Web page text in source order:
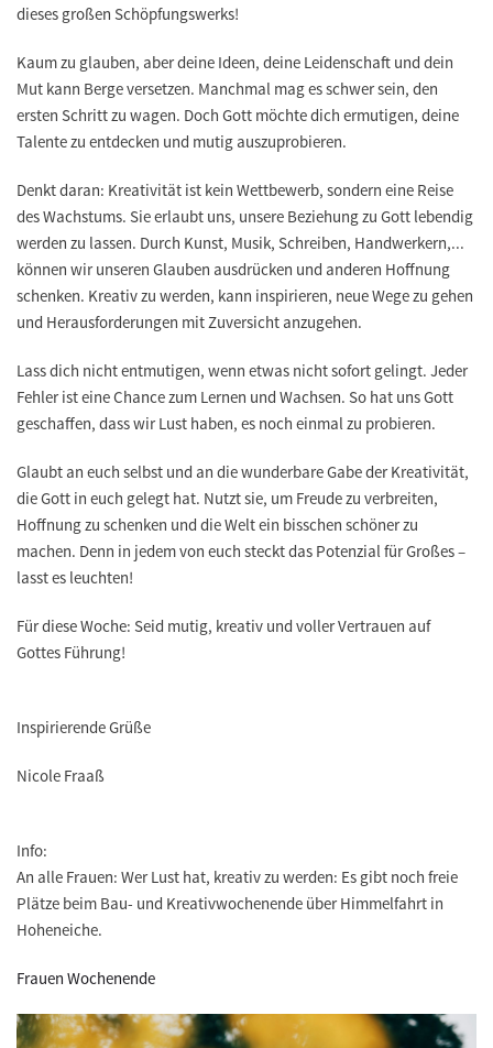
dieses großen Schöpfungswerks!
Kaum zu glauben, aber deine Ideen, deine Leidenschaft und dein
Mut kann Berge versetzen. Manchmal mag es schwer sein, den
ersten Schritt zu wagen. Doch Gott möchte dich ermutigen, deine
Talente zu entdecken und mutig auszuprobieren.
Denkt daran: Kreativität ist kein Wettbewerb, sondern eine Reise
des Wachstums. Sie erlaubt uns, unsere Beziehung zu Gott lebendig
werden zu lassen. Durch Kunst, Musik, Schreiben, Handwerkern,...
können wir unseren Glauben ausdrücken und anderen Hoffnung
schenken. Kreativ zu werden, kann inspirieren, neue Wege zu gehen
und Herausforderungen mit Zuversicht anzugehen.
Lass dich nicht entmutigen, wenn etwas nicht sofort gelingt. Jeder
Fehler ist eine Chance zum Lernen und Wachsen. So hat uns Gott
geschaffen, dass wir Lust haben, es noch einmal zu probieren.
Glaubt an euch selbst und an die wunderbare Gabe der Kreativität,
die Gott in euch gelegt hat. Nutzt sie, um Freude zu verbreiten,
Hoffnung zu schenken und die Welt ein bisschen schöner zu
machen. Denn in jedem von euch steckt das Potenzial für Großes –
lasst es leuchten!
Für diese Woche: Seid mutig, kreativ und voller Vertrauen auf
Gottes Führung!
Inspirierende Grüße
Nicole Fraaß
Info:
An alle Frauen: Wer Lust hat, kreativ zu werden: Es gibt noch freie
Plätze beim Bau- und Kreativwochenende über Himmelfahrt in
Hoheneiche.
Frauen Wochenende